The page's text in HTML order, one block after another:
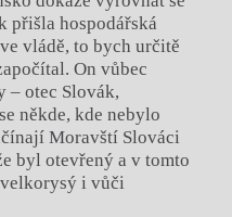
přišla hospodářská
vládě, to bych určitě
On vůbec
– otec Slovák,
někde, kde nebylo
Moravští Slováci
byl otevřený a v tomto
velkorysý i vůči